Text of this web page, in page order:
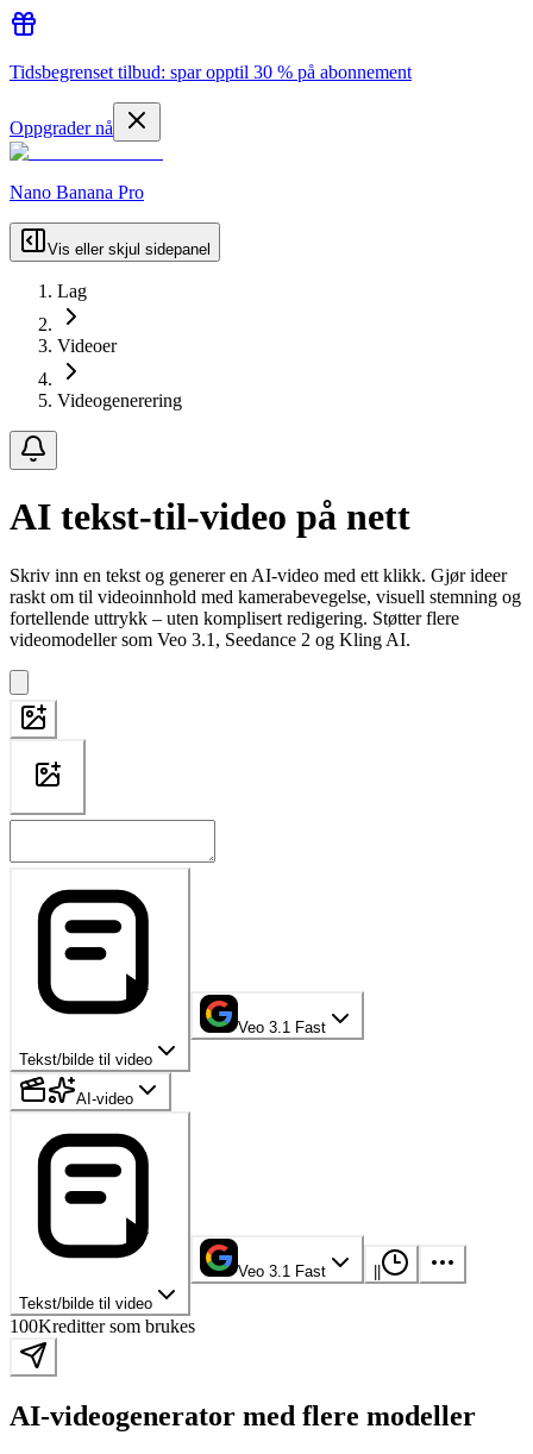
Tidsbegrenset tilbud: spar opptil 30 % på abonnement
Oppgrader nå
Nano Banana Pro
Vis eller skjul sidepanel
Lag
Videoer
Videogenerering
AI tekst-til-video på nett
Skriv inn en tekst og generer en AI-video med ett klikk. Gjør ideer
raskt om til videoinnhold med kamerabevegelse, visuell stemning og
fortellende uttrykk – uten komplisert redigering. Støtter flere
videomodeller som Veo 3.1, Seedance 2 og Kling AI.
Tekst/bilde til video
Veo 3.1 Fast
AI-video
Tekst/bilde til video
Veo 3.1 Fast
100Kreditter som brukes
AI-videogenerator med flere modeller